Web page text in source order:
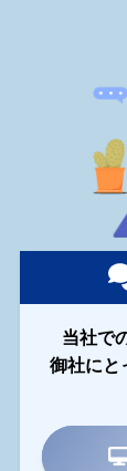
当社で
御社にと